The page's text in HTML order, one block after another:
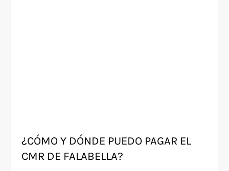
¿CÓMO Y DÓNDE PUEDO PAGAR EL
CMR DE FALABELLA?